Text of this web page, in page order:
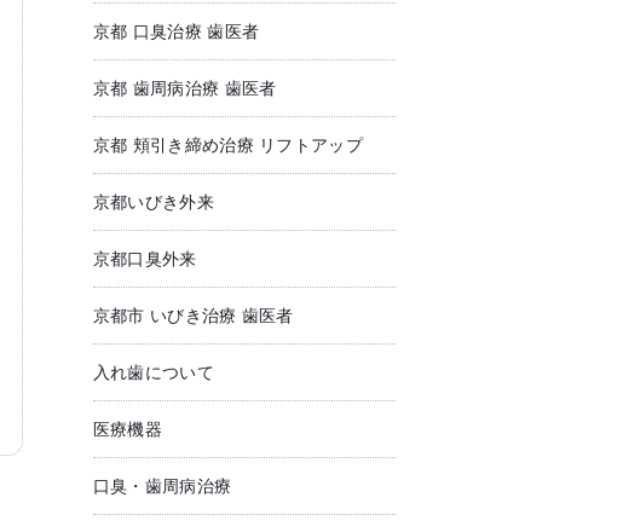
京都 口臭治療 歯医者
京都 歯周病治療 歯医者
京都 頬引き締め治療 リフトアップ
京都いびき外来
京都口臭外来
京都市 いびき治療 歯医者
入れ歯について
医療機器
口臭・歯周病治療